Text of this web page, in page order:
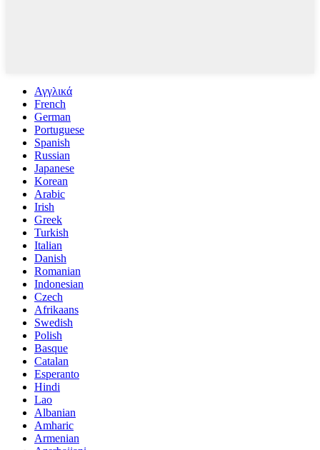
Αγγλικά
French
German
Portuguese
Spanish
Russian
Japanese
Korean
Arabic
Irish
Greek
Turkish
Italian
Danish
Romanian
Indonesian
Czech
Afrikaans
Swedish
Polish
Basque
Catalan
Esperanto
Hindi
Lao
Albanian
Amharic
Armenian